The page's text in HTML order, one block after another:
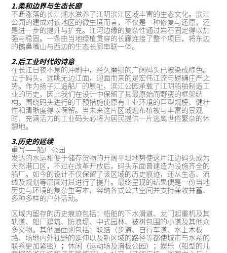
1.柔和边界与生态长廊
不断涨落的长江潮水滋养了江阴滨江区域丰富的生态文化。滨江
公园的建成对该地区的微生境而言，不仅是一种修复与还原，还
是进一步的提升与扩充。江河边缘的复杂性通过岩石固定得以加
强与稳固。一条由当地绿植贯穿的长廊连接了整个项目，将东边
的鹅鼻嘴山与西边的生态长廊串联一体。
2.后工业时代的诗意
在长江日夜不息的冲刷中，经久磨损的广阔码头已被染成棕色。
立于码头，远眺无边江面，迎面而来的是宏伟江流与磅礴庄严之
势。作为扬子江造船厂的原址，滨江公园承载了江阴船舶制造工
业的历史，因此我们在设计中保留了其最原始而野蛮的框架结
构。围绕码头进行的干预措施使原有工业环境的巨型规模、健壮
性和清晰度得以保留。当未来这片区域遍布植被与丰富的景观
时，充满活力的工业码头必将为居民提供一片逃离世俗繁杂的休
憩地。
3.历史的延续
重写——船厂公园
发达的水运和便于储存货物的开阔平坦地势使这片江边码头成为
天然港口区，不过在改革开放后，码头东面曾建造为设施齐全的
船厂。如今的设计不仅保留了该区域的历史痕迹，还从生态、流
线及规划等层面对其进行了提升。最终呈现的结果便是一份当地
历史与环境的复杂重写本，容纳各式公共空间并支持兼收并蓄、
多种多样的户外活动。
区域内留存的历史痕迹包括：船舶的下水滑道、龙门起重机及其
轨道、船厂建筑、防浪堤、中式园林、被树包围的小道及其他众
多文物。其他层面则包括：联结（步道、自行车道、水上木板
路、场地内外视野的延伸以及新区域的路径等都使城市与水系的
联系更加紧密）；休闲（运动场及滑板公园）；娱乐（船型的儿